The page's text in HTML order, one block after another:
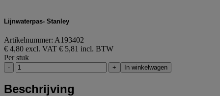
Lijnwaterpas- Stanley
Artikelnummer: A193402
€ 4,80 excl. VAT € 5,81 incl. BTW
Per stuk
- + In winkelwagen
Beschrijving